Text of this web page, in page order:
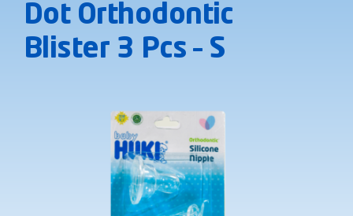
Ruang Bunda Pintar
Bincang Ahli
Dot Orthodontic
Blister 3 Pcs – S